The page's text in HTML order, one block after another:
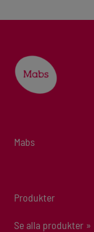
Mabs
Produkter
Se alla produkter »